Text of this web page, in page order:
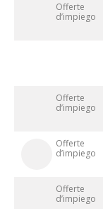
Offerte
d’impiego
Offerte
d’impiego
Offerte
d’impiego
Offerte
d’impiego